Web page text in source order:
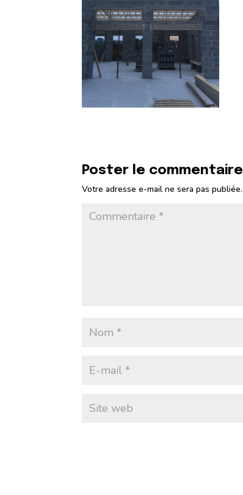
Poster le commentaire
Votre adresse e-mail ne sera pas publiée.